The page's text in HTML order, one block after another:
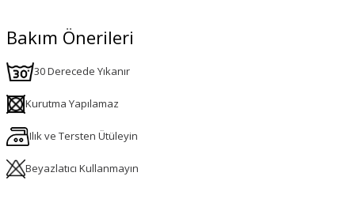
Bakım Önerileri
30 Derecede Yıkanır
Kurutma Yapılamaz
Ilık ve Tersten Ütüleyin
Beyazlatıcı Kullanmayın